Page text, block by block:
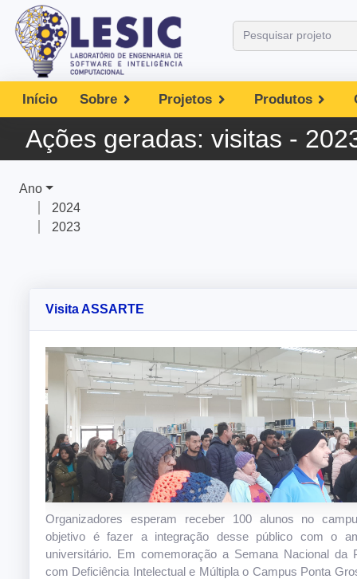
Início Sobre Projetos Produtos
Ações geradas: visitas -
Ano
2024
2023
Visita ASSARTE
Organizadores esperam receber 100 alunos no
objetivo é fazer a integração desse público com o
universitário. Em comemoração a Semana Nacional da
com Deficiência Intelectual e Múltipla o Campus Ponta